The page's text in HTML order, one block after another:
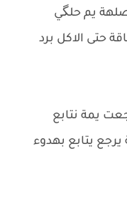
يم حلگي
حتى الاكل برد
يمة نتابع
يتابع بهدوء